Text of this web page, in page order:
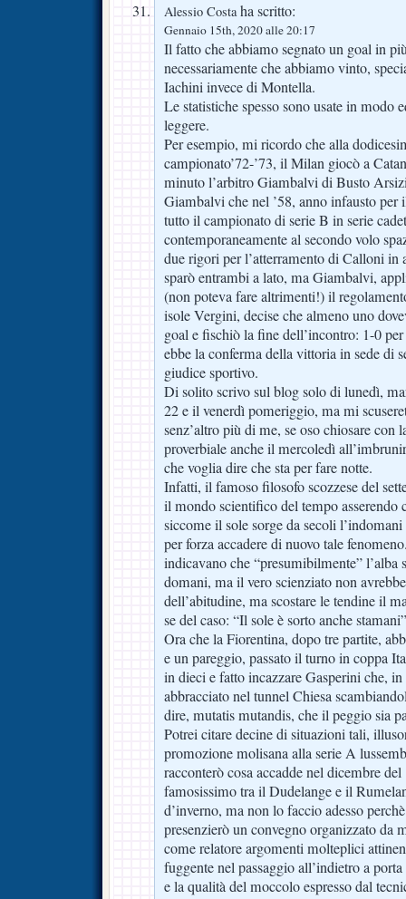
Alessio Costaha scritto:
Gennaio 15th, 2020 alle 20:17
Il fatto che abbiamo segnato un goal in
necessariamente che abbiamo vinto,
Iachini invece di Montella.
Le statistiche spesso sono usate in modo
leggere.
Per esempio, mi ricordo che alla
campionato’72-’73, il Milan giocò a
minuto l’arbitro Giambalvi di Busto
Giambalvi che nel ’58, anno infausto per
tutto il campionato di serie B in serie
contemporaneamente al secondo volo
due rigori per l’atterramento di Calloni in
sparò entrambi a lato, ma Giambalvi,
(non poteva fare altrimenti!) il
isole Vergini, decise che almeno uno
goal e fischiò la fine dell’incontro: 1-0
ebbe la conferma della vittoria in sede di
giudice sportivo.
Di solito scrivo sul blog solo di lunedì,
22 e il venerdì pomeriggio, ma mi
senz’altro più di me, se oso chiosare con
proverbiale anche il mercoledì
che voglia dire che sta per fare notte.
Infatti, il famoso filosofo scozzese del
il mondo scientifico del tempo asserendo
siccome il sole sorge da secoli
per forza accadere di nuovo tale
indicavano che “presumibilmente” l’alba
domani, ma il vero scienziato non
dell’abitudine, ma scostare le tendine il
se del caso: “Il sole è sorto anche
Ora che la Fiorentina, dopo tre partite,
e un pareggio, passato il turno in coppa
in dieci e fatto incazzare Gasperini che,
abbracciato nel tunnel Chiesa
dire, mutatis mutandis, che il peggio sia
Potrei citare decine di situazioni tali,
promozione molisana alla serie A
racconterò cosa accadde nel dicembre
famosissimo tra il Dudelange e il
d’inverno, ma non lo faccio adesso
presenzierò un convegno organizzato da
come relatore argomenti molteplici
fuggente nel passaggio all’indietro a
e la qualità del moccolo espresso dal